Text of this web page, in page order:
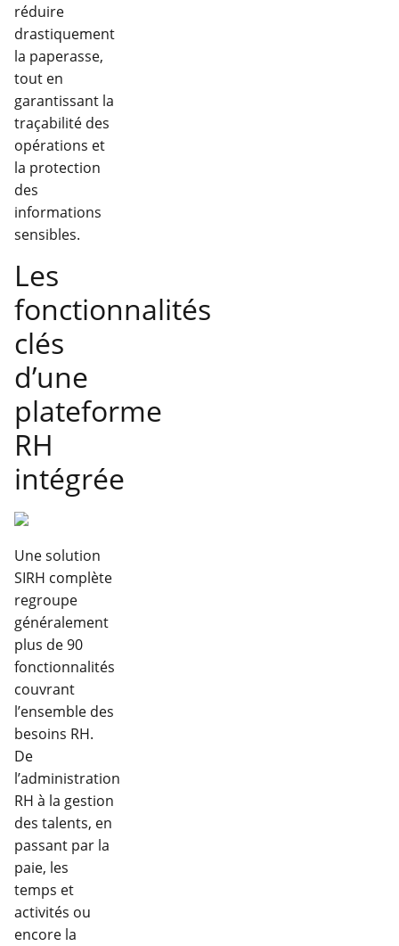
réduire
drastiquement
la paperasse,
tout en
garantissant la
traçabilité des
opérations et
la protection
des
informations
sensibles.
Les
fonctionnalités
clés
d’une
plateforme
RH
intégrée
Une solution
SIRH complète
regroupe
généralement
plus de 90
fonctionnalités
couvrant
l’ensemble des
besoins RH.
De
l’administration
RH à la gestion
des talents, en
passant par la
paie, les
temps et
activités ou
encore la